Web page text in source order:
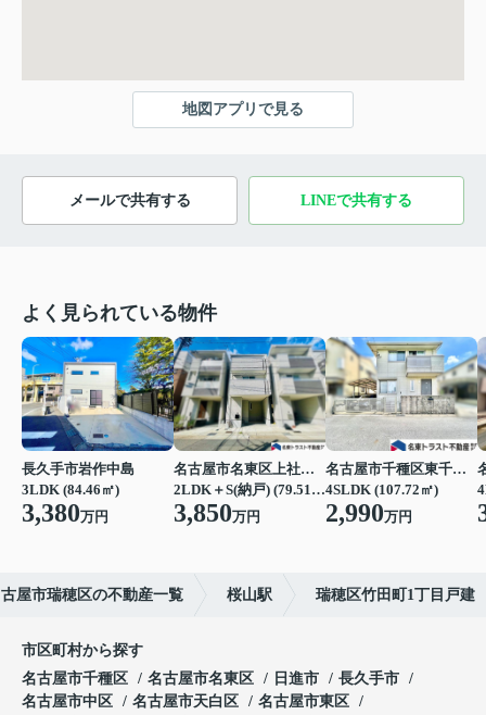
地図アプリで見る
メールで共有する LINEで共有する
よく見られている物件
長久手市岩作中島
3LDK (84.46㎡)
3,380万円
名古屋市名東区上社３丁目
2LDK＋S(納戸) (79.51㎡)
3,850万円
名古屋市千種区東千種台
4SLDK (107.72㎡)
2,990万円
屋市瑞穂区の不動産一覧 桜山駅 瑞穂区竹田町1丁目戸建
市区町村から探す
名古屋市千種区
名古屋市名東区 日進市
長久手市
名古屋市中区
名古屋市天白区
名古屋市東区